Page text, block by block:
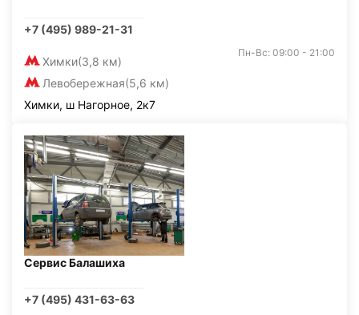
+7 (495) 989-21-31
Химки(3,8 км)
Левобережная(5,6 км)
Пн-Вс: 09:00 - 21:00
Химки, ш Нагорное, 2к7
Сервис Балашиха
+7 (495) 431-63-63